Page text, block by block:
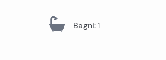
Immobili in vendita a Ugljan
Immobili in vendita a Primosten
Immobili in vendita a Krk
Bagni: 1